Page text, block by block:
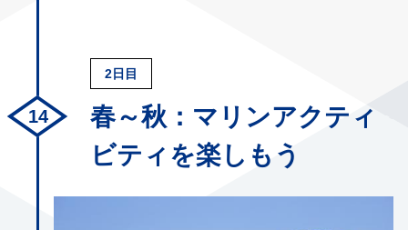
2日目
春～秋：マリンアクティ
ビティを楽しもう